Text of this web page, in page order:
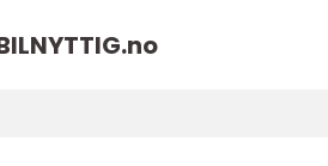
no